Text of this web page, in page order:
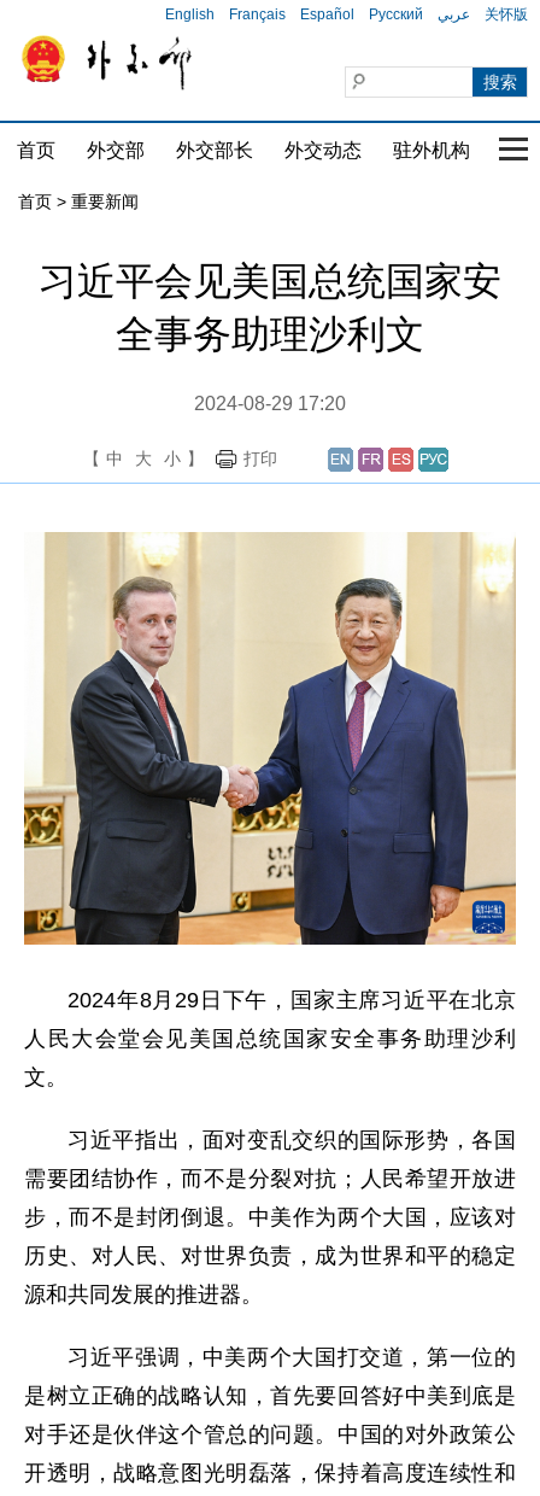
English Français Español Русский عربي 关怀版
首页 外交部 外交部长 外交动态 驻外机构 国
首页 > 重要新闻
习近平会见美国总统国家安
全事务助理沙利文
2024-08-29 17:20
【 中 大 小 】 打印
2024年8月29日下午，国家主席习近平在北京
人民大会堂会见美国总统国家安全事务助理沙利
文。
习近平指出，面对变乱交织的国际形势，各国
需要团结协作，而不是分裂对抗；人民希望开放进
步，而不是封闭倒退。中美作为两个大国，应该对
历史、对人民、对世界负责，成为世界和平的稳定
源和共同发展的推进器。
习近平强调，中美两个大国打交道，第一位的
是树立正确的战略认知，首先要回答好中美到底是
对手还是伙伴这个管总的问题。中国的对外政策公
开透明，战略意图光明磊落，保持着高度连续性和